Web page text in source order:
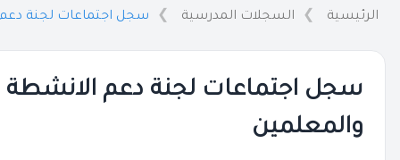
الرئيسية السجلات المدرسية سجل اجتماعات لجنة دعم
سجل اجتماعات لجنة دعم الانشطة
والمعلمين